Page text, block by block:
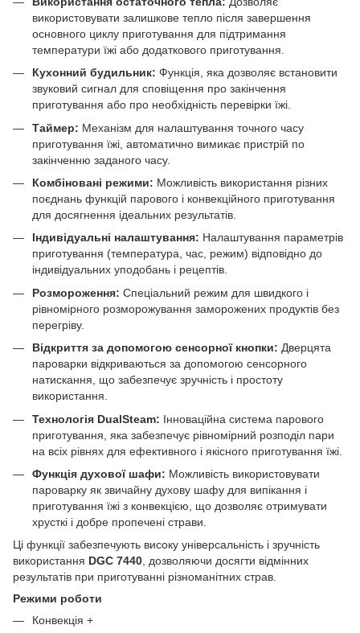
використовувати залишкове тепло після завершення
основного циклу приготування для підтримання
температури їжі або додаткового приготування.
Кухонний будильник: Функція, яка дозволяє встановити
звуковий сигнал для сповіщення про закінчення
приготування або про необхідність перевірки їжі.
Таймер: Механізм для налаштування точного часу
приготування їжі, автоматично вимикає пристрій по
закінченню заданого часу.
Комбіновані режими: Можливість використання різних
поєднань функцій парового і конвекційного приготування
для досягнення ідеальних результатів.
Індивідуальні налаштування: Налаштування параметрів
приготування (температура, час, режим) відповідно до
індивідуальних уподобань і рецептів.
Розмороження: Спеціальний режим для швидкого і
рівномірного розморожування заморожених продуктів без
перегріву.
Відкриття за допомогою сенсорної кнопки: Дверцята
пароварки відкриваються за допомогою сенсорного
натискання, що забезпечує зручність і простоту
використання.
Технологія DualSteam: Інноваційна система парового
приготування, яка забезпечує рівномірний розподіл пари
на всіх рівнях для ефективного і якісного приготування їжі.
Функція духової шафи: Можливість використовувати
пароварку як звичайну духову шафу для випікання і
приготування їжі з конвекцією, що дозволяє отримувати
хрусткі і добре пропечені страви.
Ці функції забезпечують високу універсальність і зручність
використання DGC 7440, дозволяючи досягти відмінних
результатів при приготуванні різноманітних страв.
Режими роботи
Конвекція +